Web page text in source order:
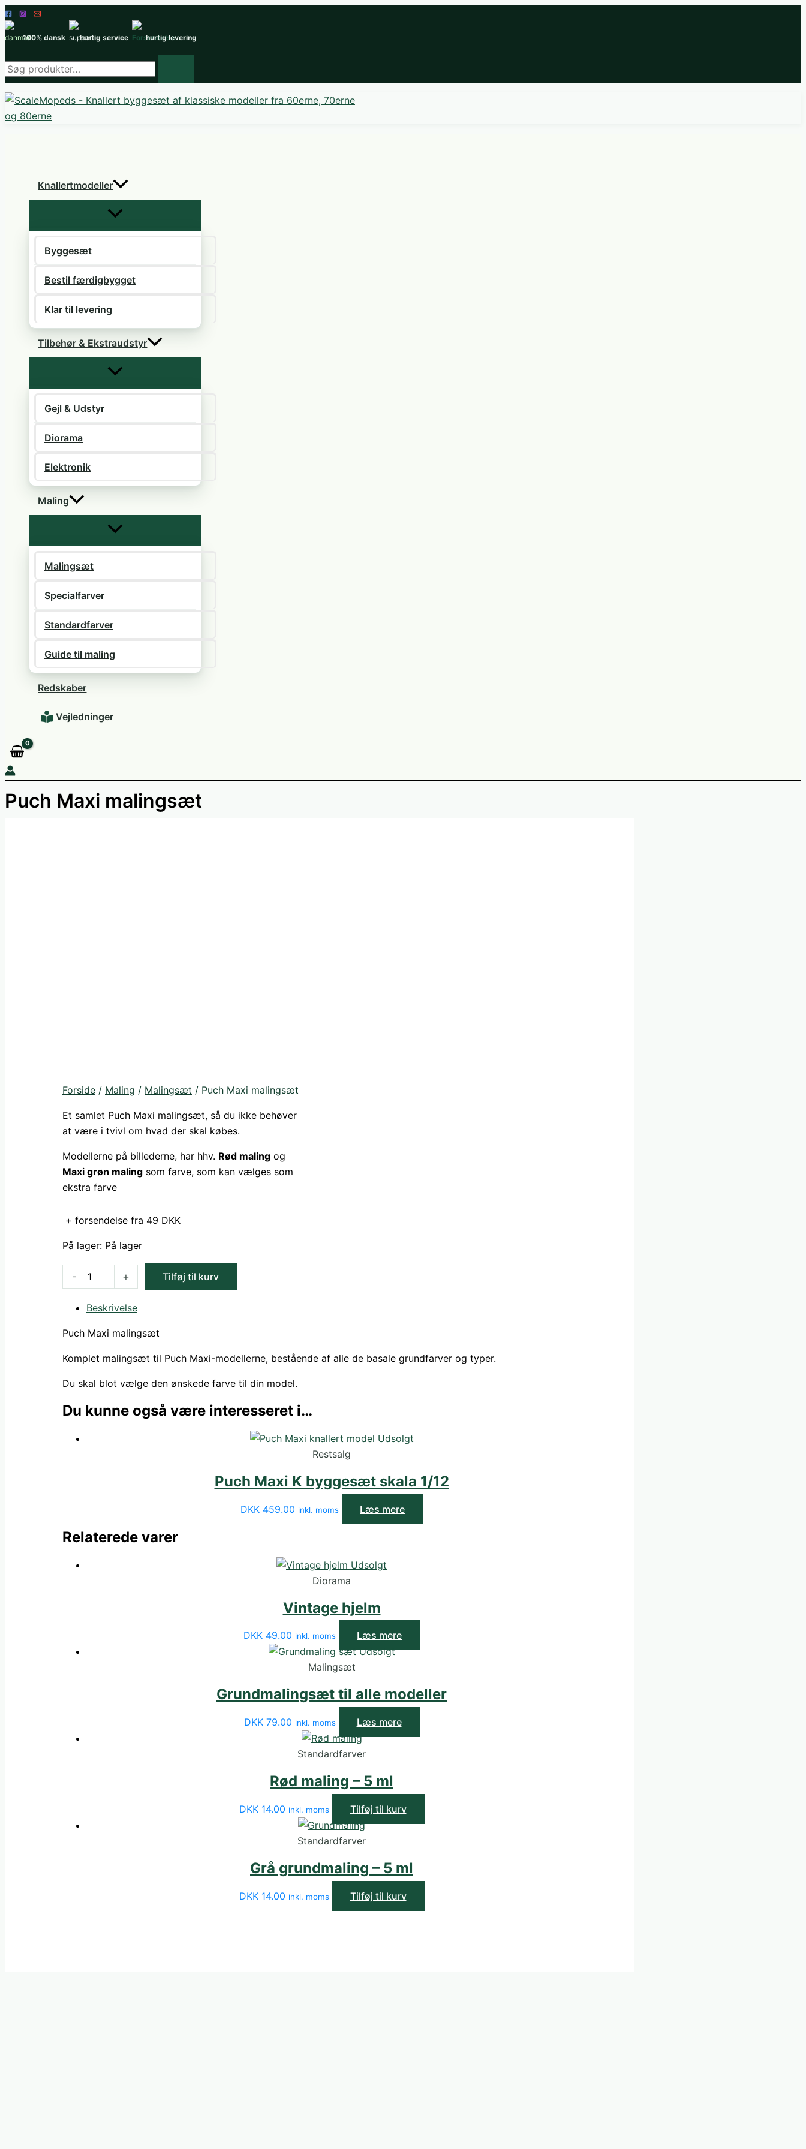
Gå
til
indholdet
100% dansk hurtig service hurtig levering
Søg
efter
produkter
Knallertmodeller
Byggesæt
Bestil færdigbygget
Klar til levering
Tilbehør & Ekstraudstyr
Gejl & Udstyr
Diorama
Elektronik
Maling
Malingsæt
Specialfarver
Standardfarver
Guide til maling
Redskaber
Vejledninger
Puch Maxi malingsæt
Forside / Maling / Malingsæt / Puch Maxi malingsæt
Et samlet Puch Maxi malingsæt, så du ikke behøver
at være i tvivl om hvad der skal købes.
Modellerne på billederne, har hhv. Rød maling og
Maxi grøn maling som farve, som kan vælges som
ekstra farve
+ forsendelse fra 49 DKK
På lager: På lager
-
Maxi
malingsæt
+ Tilføj til kurv
Beskrivelse
Puch Maxi malingsæt
Komplet malingsæt til Puch Maxi-modellerne, bestående af alle de basale grundfarver og typer.
Du skal blot vælge den ønskede farve til din model.
Du kunne også være interesseret i…
Udsolgt
Restsalg
Puch Maxi K byggesæt skala 1/12
DKK 459.00 inkl. moms Læs mere
Relaterede varer
Udsolgt
Diorama
Vintage hjelm
DKK 49.00 inkl. moms
Læs mere
Udsolgt
Malingsæt
Grundmalingsæt til alle modeller
DKK 79.00 inkl. moms Læs mere
Standardfarver
Rød maling – 5 ml
DKK 14.00 inkl. moms Tilføj til kurv
Standardfarver
Grå grundmaling – 5 ml
DKK 14.00 inkl. moms Tilføj til kurv